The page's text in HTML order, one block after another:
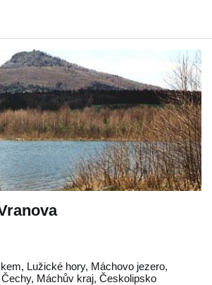
, Lužické hory, Máchovo jezero,
, Máchův kraj, Českolipsko